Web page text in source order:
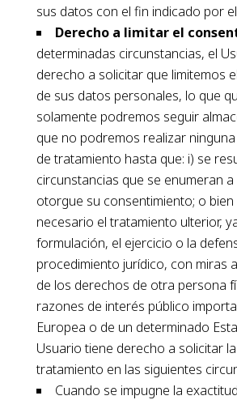
sus datos con el fin indicado por
Derecho a limitar el
determinadas circunstancias, el
derecho a solicitar que limitemos
de sus datos personales, lo que
solamente podremos seguir
que no podremos realizar
de tratamiento hasta que: i) se
circunstancias que se enumeran
otorgue su consentimiento; o bien
necesario el tratamiento ulterior,
formulación, el ejercicio o la
procedimiento jurídico, con miras
de los derechos de otra persona
razones de interés público
Europea o de un determinado
Usuario tiene derecho a solicitar
tratamiento en las siguientes
Cuando se impugne la